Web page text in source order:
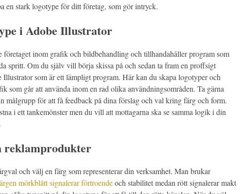
en stark logotype för ditt företag, som gör intryck.
i Adobe Illustrator
företaget inom grafik och bildbehandling och tillhandahåller program som
spritt. Om du själv vill börja skissa på och sedan ta fram en proffsigt
som är ett lämpligt program. Här kan du skapa logotyper och
som går att använda inom en rad olika användningsområden. Ta gärna
målgrupp för att få feedback på dina förslag och val kring färg och form.
i ett tankemönster men du vill att mottagarna ska se samma logik i din
reklamprodukter
och välj en färg som representerar din verksamhet. Man brukar
mörkblått signalerar förtroendeoch stabilitet medan rött signalerar makt